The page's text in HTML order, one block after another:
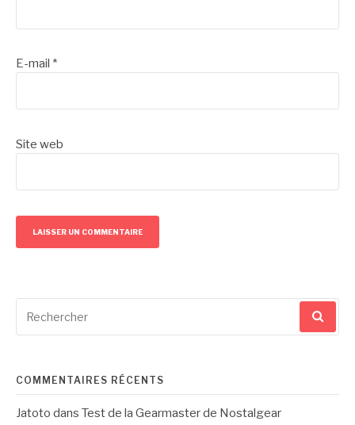
E-mail *
Site web
pour
COMMENTAIRES RÉCENTS
Jatoto dans Test de la Gearmaster de Nostalgear